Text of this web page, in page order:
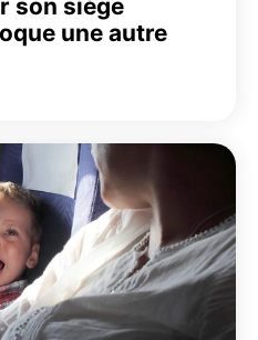
son siège
une autre